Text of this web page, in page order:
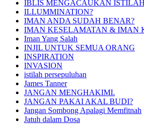
IBLIS MENGACAUKAN ISTILAH
ILLUMMINATION?
IMAN ANDA SUDAH BENAR?
IMAN KESELAMATAN & IMAN
Iman Yang Salah
INJIL UNTUK SEMUA ORANG
INSPIRATION
INVASION
istilah persepuluhan
James Tanner
JANGAN MENGHAKIMI.
JANGAN PAKAI AKAL BUDI?
Jangan Sombong Apalagi Memfitnah
Jatuh dalam Dosa